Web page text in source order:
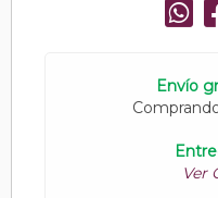
Envío
Ver